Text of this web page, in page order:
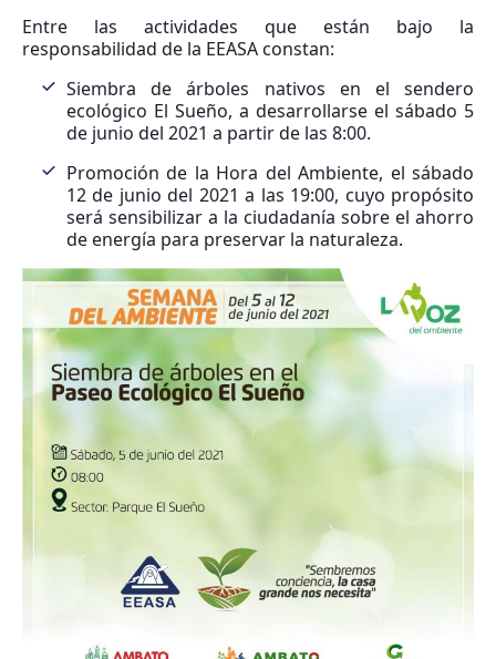
Entre las actividades que están bajo la
responsabilidad de la EEASA constan:
Siembra de árboles nativos en el sendero
ecológico El Sueño, a desarrollarse el sábado 5
de junio del 2021 a partir de las 8:00.
Promoción de la Hora del Ambiente, el sábado
12 de junio del 2021 a las 19:00, cuyo propósito
será sensibilizar a la ciudadanía sobre el ahorro
de energía para preservar la naturaleza.